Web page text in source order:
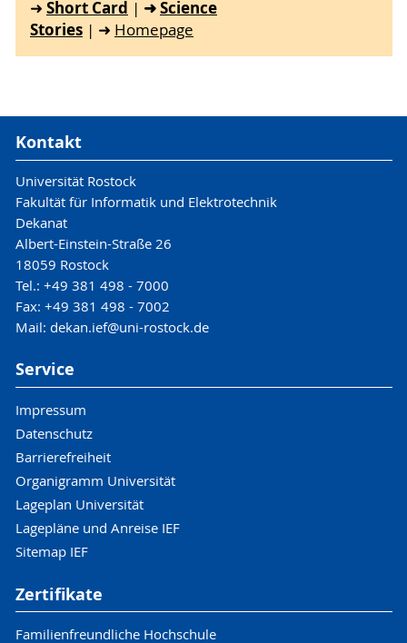
➜ Short Card | ➜Science
Stories | ➜ Homepage
Kontakt
Universität Rostock
Fakultät für Informatik und Elektrotechnik
Dekanat
Albert-Einstein-Straße 26
18059 Rostock
Tel.: +49 381 498 - 7000
Fax: +49 381 498 - 7002
Mail: dekan.ief@uni-rostock.de
Service
Impressum
Datenschutz
Barrierefreiheit
Organigramm Universität
Lageplan Universität
Lagepläne und Anreise IEF
Sitemap IEF
Zertifikate
Familienfreundliche Hochschule